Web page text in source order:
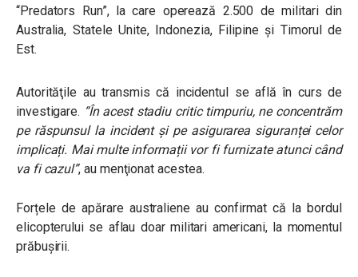
“Predators Run”, la care operează 2.500 de militari din
Australia, Statele Unite, Indonezia, Filipine și Timorul de
Est.
Autorităţile au transmis că incidentul se află în curs de
investigare. “În acest stadiu critic timpuriu, ne concentrăm
pe răspunsul la incident și pe asigurarea siguranței celor
implicați. Mai multe informații vor fi furnizate atunci când
va fi cazul”, au menţionat acestea.
Forțele de apărare australiene au confirmat că la bordul
elicopterului se aflau doar militari americani, la momentul
prăbușirii.